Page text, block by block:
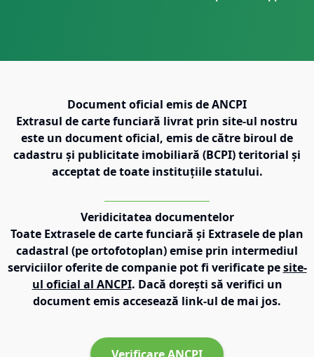
Document oficial emis de ANCPI
Extrasul de carte funciară livrat prin site-ul nostru
este un document oficial, emis de către biroul de
cadastru și publicitate imobiliară (BCPI) teritorial și
acceptat de toate instituțiile statului.
Veridicitatea documentelor
Toate Extrasele de carte funciară și Extrasele de plan
cadastral (pe ortofotoplan) emise prin intermediul
serviciilor oferite de companie pot fi verificate pe site-
ul oficial al ANCPI. Dacă dorești să verifici un
document emis accesează link-ul de mai jos.
Verificare ANCPI